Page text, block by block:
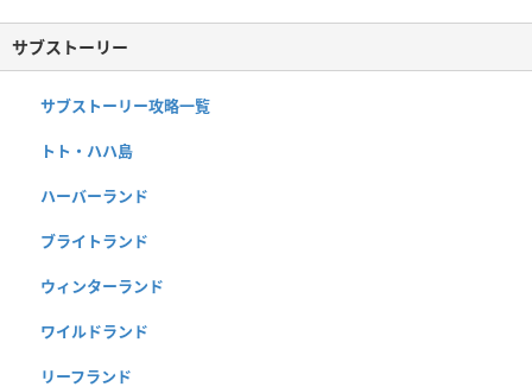
サブストーリー
サブストーリー攻略一覧
トト・ハハ島
ハーバーランド
ブライトランド
ウィンターランド
ワイルドランド
リーフランド